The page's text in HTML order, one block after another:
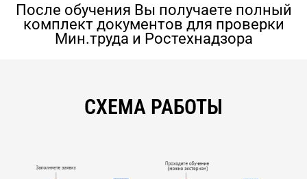
После обучения Вы получаете полный
комплект документов для проверки
Мин.труда и Ростехнадзора
СХЕМА РАБОТЫ